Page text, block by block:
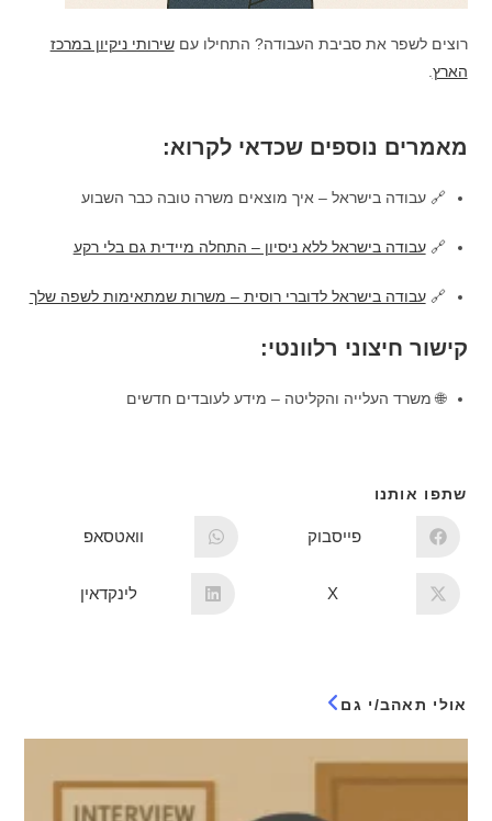
רוצים לשפר את סביבת העבודה? התחילו עםשירותי ניקיון במרכז
הארץ
מאמרים נוספים שכדאי לקרוא:
🔗 עבודה בישראל – איך מוצאים משרה טובה כבר השבוע
🔗עבודה בישראל ללא ניסיון – התחלה מיידית גם בלי רקע
🔗עבודה בישראל לדוברי רוסית – משרות שמתאימות לשפה שלך
קישור חיצוני רלוונטי:
🌐 משרד העלייה והקליטה – מידע לעובדים חדשים
שתפו אותנו
פייסבוק וואטסאפ
X לינקדאין
אולי תאהב/י גם